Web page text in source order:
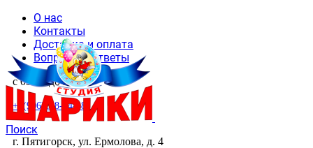
О нас
Контакты
Доставка и оплата
Вопросы и ответы
с 09-00 до 20-00
+7(906)468-44-48
Поиск
г. Пятигорск, ул. Ермолова, д. 4